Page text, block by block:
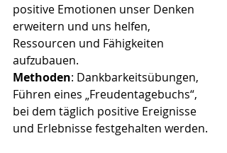
positive Emotionen unser Denken
erweitern und uns helfen,
Ressourcen und Fähigkeiten
aufzubauen.
Methoden: Dankbarkeitsübungen,
Führen eines „Freudentagebuchs“,
bei dem täglich positive Ereignisse
und Erlebnisse festgehalten werden.